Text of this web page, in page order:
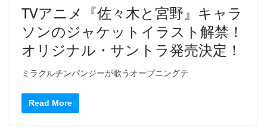
TVアニメ『佐々木と宮野』キャラ
ソンのジャケットイラスト解禁！
オリジナル・サントラ発売決定！
ミラクルチンパンジーが歌うオープニングテ
Read More